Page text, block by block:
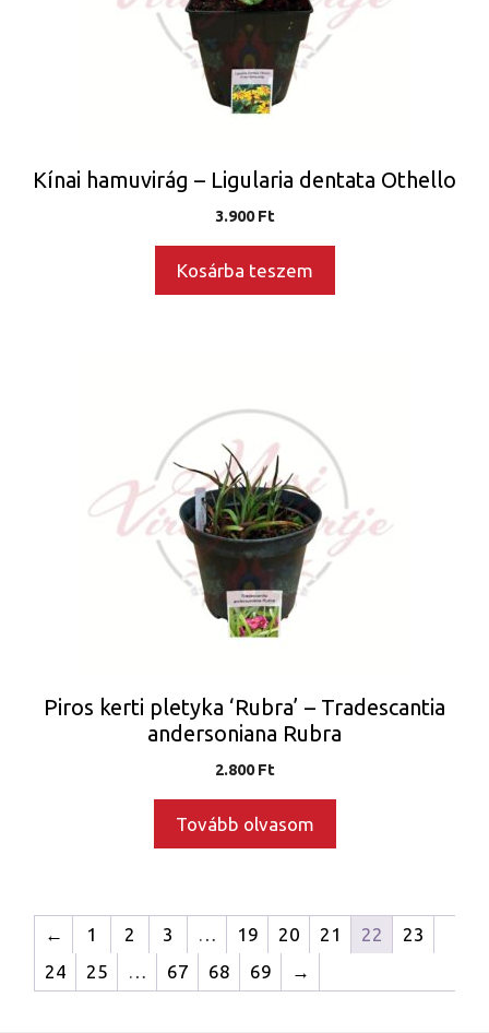
Kínai hamuvirág – Ligularia dentata Othello
3.900Ft
Kosárba teszem
Piros kerti pletyka ‘Rubra’ – Tradescantia
andersoniana Rubra
2.800Ft
Tovább olvasom
← 1 2 3 … 19 20 21 22
23
24
25 … 67 68 69 →